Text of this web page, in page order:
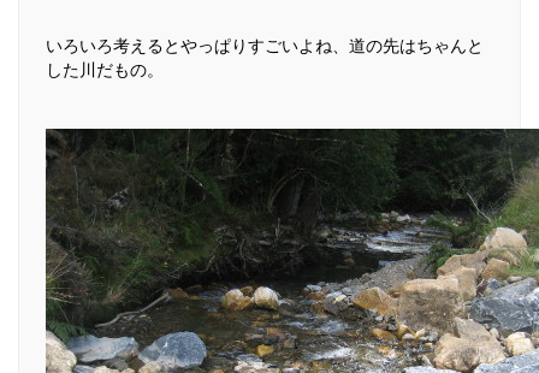
いろいろ考えるとやっぱりすごいよね、道の先はちゃんと
した川だもの。